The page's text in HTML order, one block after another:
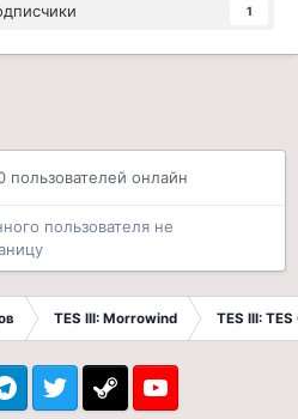
1
пользователей онлайн
пользователя не
TES III: Morrowind TES III:
TelegramTwitter Steam Youtube